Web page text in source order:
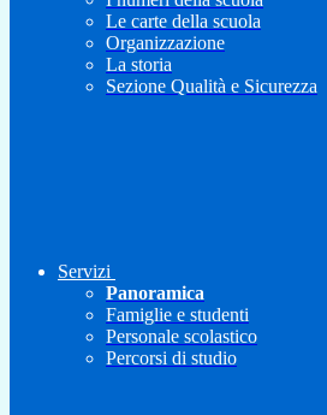
Le carte della scuola
Organizzazione
La storia
Sezione Qualità e Sicurezza
Servizi
Panoramica
Famiglie e studenti
Personale scolastico
Percorsi di studio